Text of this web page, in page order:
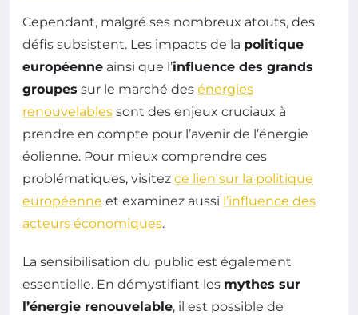
Cependant, malgré ses nombreux atouts, des
défis subsistent. Les impacts de la politique
européenne ainsi que l’influence des grands
groupes sur le marché des énergies
renouvelables sont des enjeux cruciaux à
prendre en compte pour l’avenir de l’énergie
éolienne. Pour mieux comprendre ces
problématiques, visitez ce lien sur la politique
européenne et examinez aussi l’influence des
acteurs économiques.
La sensibilisation du public est également
essentielle. En démystifiant les mythes sur
l’énergie renouvelable, il est possible de